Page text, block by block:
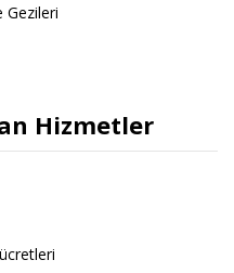
Hizmetler